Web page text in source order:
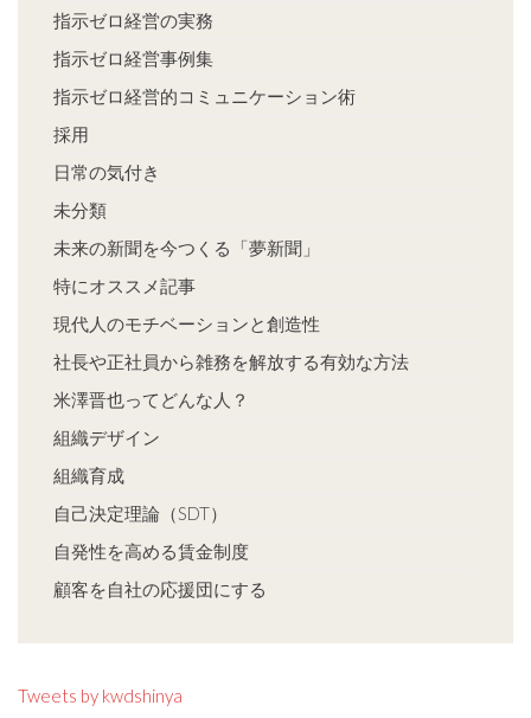
指示ゼロ経営の実務
指示ゼロ経営事例集
指示ゼロ経営的コミュニケーション術
採用
日常の気付き
未分類
未来の新聞を今つくる「夢新聞」
特にオススメ記事
現代人のモチベーションと創造性
社長や正社員から雑務を解放する有効な方法
米澤晋也ってどんな人？
組織デザイン
組織育成
自己決定理論（SDT）
自発性を高める賃金制度
顧客を自社の応援団にする
Tweets by kwdshinya